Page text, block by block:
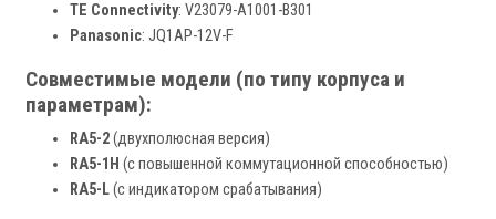
TE Connectivity: V23079-A1001-B301
Panasonic: JQ1AP-12V-F
Совместимые модели (по типу корпуса и
параметрам):
RA5-2(двухполюсная версия)
RA5-1H (с повышенной коммутационной способностью)
RA5-L(с индикатором срабатывания)